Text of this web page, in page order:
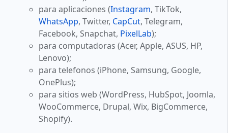
para aplicaciones (Instagram, TikTok,
WhatsApp, Twitter, CapCut, Telegram,
Facebook, Snapchat, PixelLab);
para computadoras (Acer, Apple, ASUS, HP,
Lenovo);
para telefonos (iPhone, Samsung, Google,
OnePlus);
para sitios web (WordPress, HubSpot, Joomla,
WooCommerce, Drupal, Wix, BigCommerce,
Shopify).